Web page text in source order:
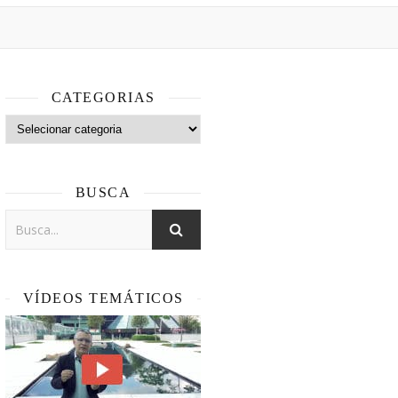
CATEGORIAS
Categorias
BUSCA
VÍDEOS TEMÁTICOS